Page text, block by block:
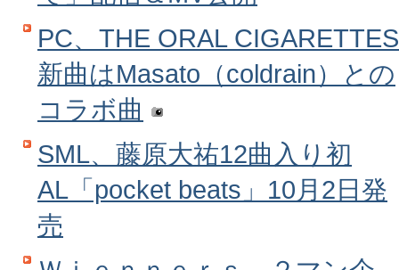
PC、THE ORAL CIGARETTES
新曲はMasato（coldrain）との
コラボ曲
SML、藤原大祐12曲入り初
AL「pocket beats」10月2日発
売